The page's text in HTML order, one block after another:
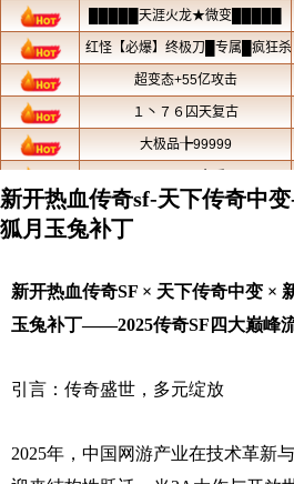
新开热血传奇sf-天下传奇中
狐月玉兔补丁
新开热血传奇SF × 天下传奇中变 ×
玉兔补丁——2025传奇SF四大巅峰
引言：传奇盛世，多元绽放
2025年，中国网游产业在技术革新